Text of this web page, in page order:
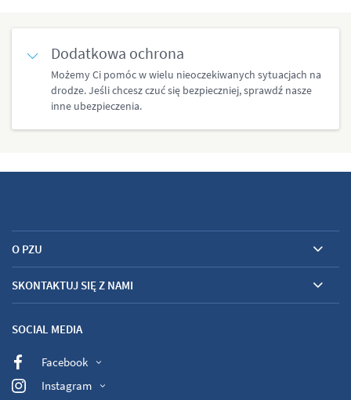
Dodatkowa ochrona
Możemy Ci pomóc w wielu nieoczekiwanych sytuacjach na
drodze. Jeśli chcesz czuć się bezpieczniej, sprawdź nasze
inne ubezpieczenia.
O PZU
SKONTAKTUJ SIĘ Z NAMI
SOCIAL MEDIA
Facebook
Instagram